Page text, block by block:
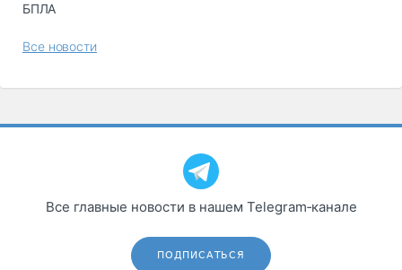
БПЛА
Все новости
Все главные новости в нашем Telegram‑канале
ПОДПИСАТЬСЯ